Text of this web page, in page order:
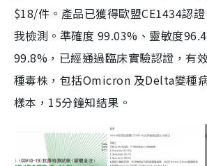
$18/件。產品已獲得歐盟CE1434認
我檢測。準確度 99.03%、靈敏度
99.8%，已經通過臨床實驗認證，有
種毒株，包括Omicron 及Delta變種
樣本，15分鐘知結果。